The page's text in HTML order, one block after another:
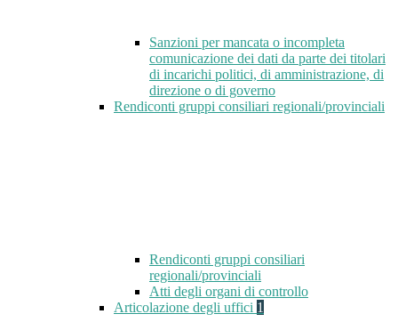
Sanzioni per mancata o incompleta
comunicazione dei dati da parte dei titolari
di incarichi politici, di amministrazione, di
direzione o di governo
Rendiconti gruppi consiliari regionali/provinciali
Rendiconti gruppi consiliari
regionali/provinciali
Atti degli organi di controllo
Articolazione degli uffici 1